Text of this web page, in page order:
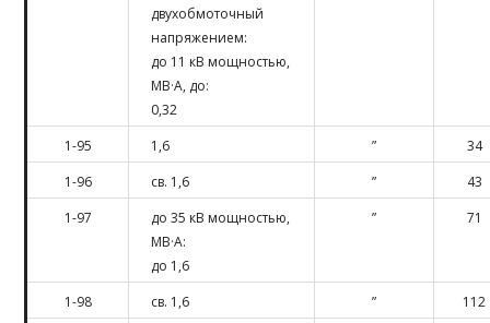
двухобмоточный
напряжением:
до 11 кВ мощностью,
МВ·А, до:
0,32
1-95 1,6 ”
34
1-96
св. 1,6 ”
43
1-97
до 35 кВ мощностью,
МВ·А:
до 1,6
” 71
1-98 св. 1,6 ”
112